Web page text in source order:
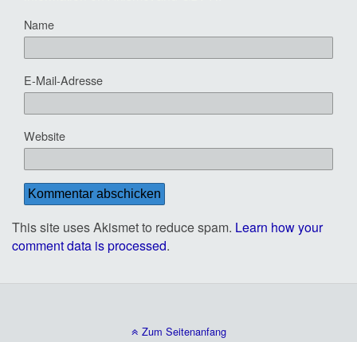
Name
E-Mail-Adresse
Website
This site uses Akismet to reduce spam. Learn how your
comment data is processed.
Zum Seitenanfang